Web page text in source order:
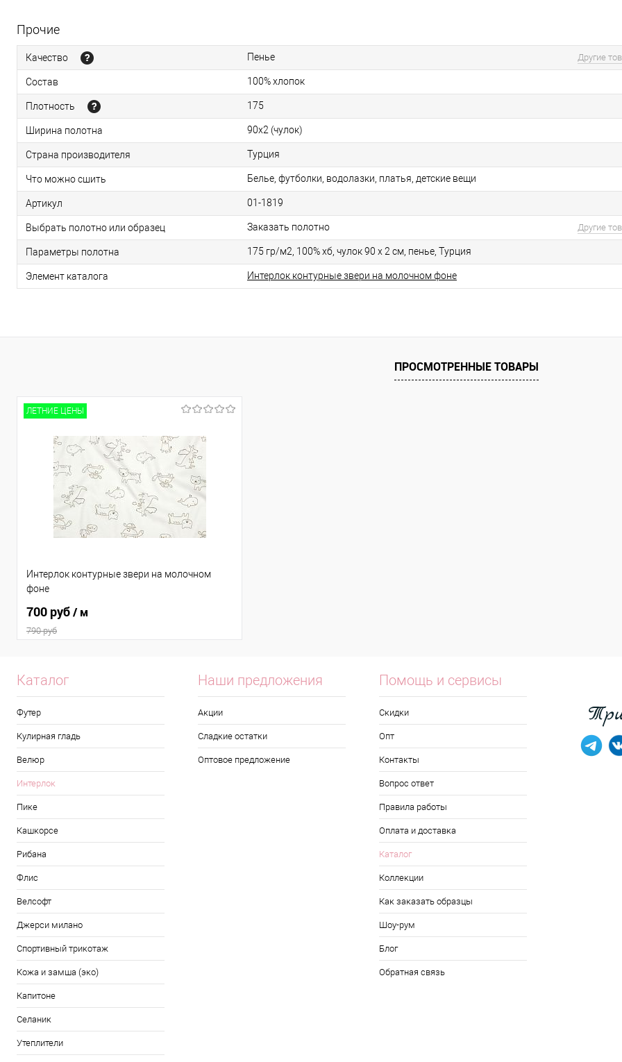
Прочие
Качество Пенье Другие
Состав 100% хлопок
Плотность 175
Ширина полотна 90х2 (чулок)
Страна производителя Турция
Что можно сшить Белье, футболки, водолазки, платья, детские вещи
Артикул 01-1819
Выбрать полотно или образец Заказать полотно Другие
Параметры полотна 175 гр/м2, 100% хб, чулок 90 х 2 см, пенье, Турция
Элемент каталога Интерлок контурные звери на молочном фоне
ПРОСМОТРЕННЫЕ ТОВАРЫ
ЛЕТНИЕ ЦЕНЫ
Интерлок контурные звери на молочном
фоне
700 руб/ м
790 руб
Каталог
Футер
Кулирная гладь
Велюр
Интерлок
Пике
Кашкорсе
Рибана
Флис
Велсофт
Джерси милано
Спортивный трикотаж
Кожа и замша (эко)
Капитоне
Селаник
Утеплители
Наши предложения
Акции
Сладкие остатки
Оптовое предложение
Помощь и сервисы
Скидки
Опт
Контакты
Вопрос ответ
Правила работы
Оплата и доставка
Каталог
Коллекции
Как заказать образцы
Шоу-рум
Блог
Обратная связь